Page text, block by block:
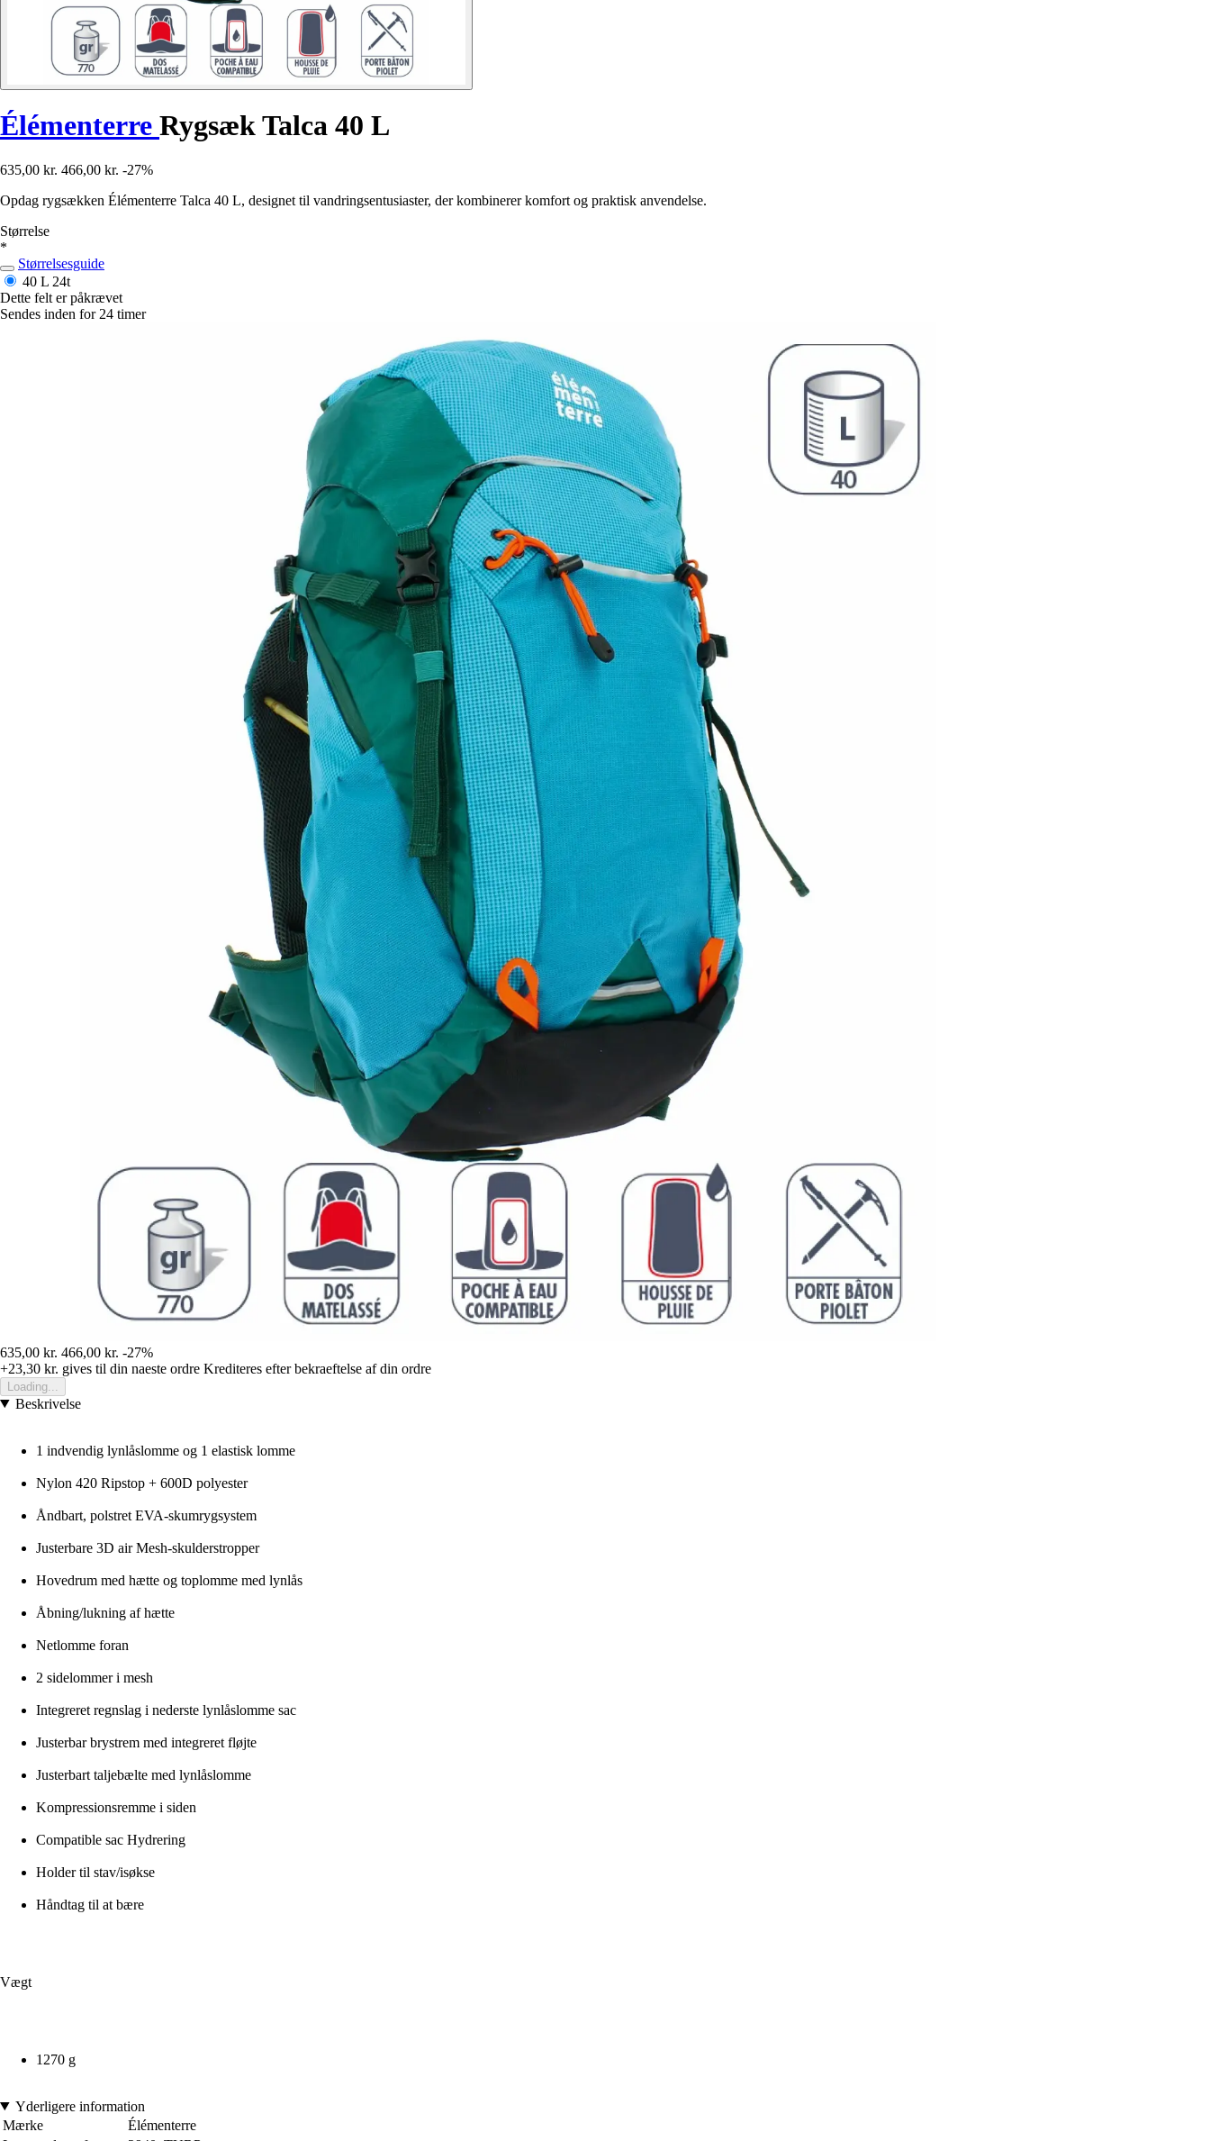
Élémenterre Rygsæk Talca 40 L
635,00 kr. 466,00 kr. -27%
Opdag rygsækken Élémenterre Talca 40 L, designet til vandringsentusiaster, der kombinerer komfort og praktisk anvendelse.
Størrelse
*
Størrelsesguide
40 L 24t
Dette felt er påkrævet
Sendes inden for 24 timer
635,00 kr. 466,00 kr. -27%
+23,30 kr. gives til din naeste ordre Krediteres efter bekraeftelse af din ordre
Loading...
Beskrivelse
1 indvendig lynlåslomme og 1 elastisk lomme
Nylon 420 Ripstop + 600D polyester
Åndbart, polstret EVA-skumrygsystem
Justerbare 3D air Mesh-skulderstropper
Hovedrum med hætte og toplomme med lynlås
Åbning/lukning af hætte
Netlomme foran
2 sidelommer i mesh
Integreret regnslag i nederste lynlåslomme sac
Justerbar brystrem med integreret fløjte
Justerbart taljebælte med lynlåslomme
Kompressionsremme i siden
Compatible sac Hydrering
Holder til stav/isøkse
Håndtag til at bære
Vægt
1270 g
Yderligere information
Mærke
Élémenterre